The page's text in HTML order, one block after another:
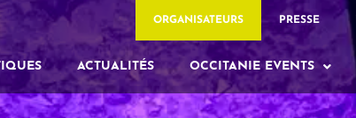
ORGANISATEURS PRESSE
ACTUALITÉS OCCITANIE EVENTS